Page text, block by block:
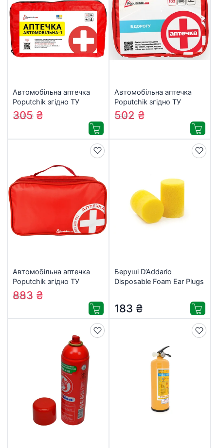
Автомобільна аптечка
Poputchik згідно ТУ
футляр м’який червоний
19х8х14 (02-002-М)
339₴
305₴
Автомобільна аптечка
Poputchik згідно ТУ
футляр м’який червоний
19х8х14 (02-037-М)
558₴
502 ₴
Автомобільна аптечка
Poputchik згідно ТУ
футляр м’який червоний
25х12х15 (02-012-М)
982₴
883 ₴
Беруші D’Addario
Disposable Foam Ear Plugs
183 ₴